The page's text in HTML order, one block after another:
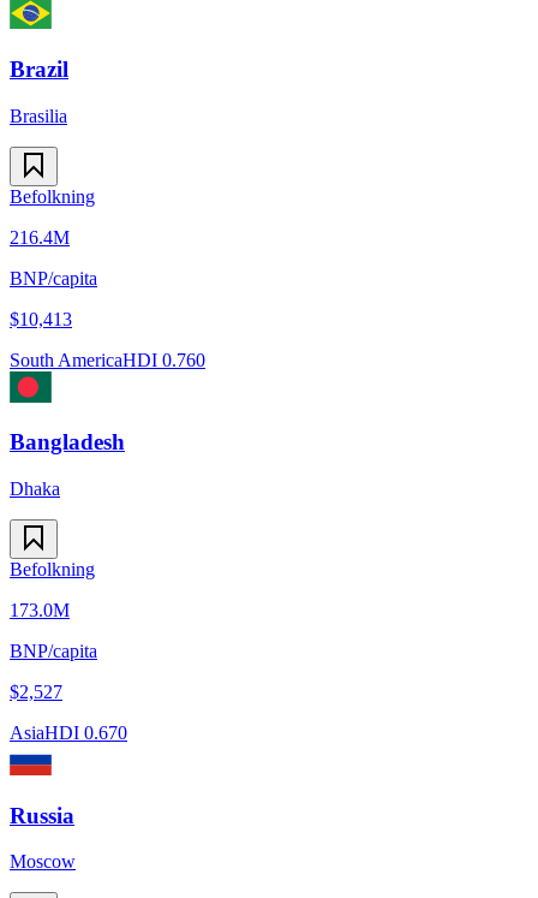
Brazil
Brasilia
Befolkning
216.4M
BNP/capita
$10,413
South AmericaHDI 0.760
Bangladesh
Dhaka
Befolkning
173.0M
BNP/capita
$2,527
AsiaHDI 0.670
Russia
Moscow